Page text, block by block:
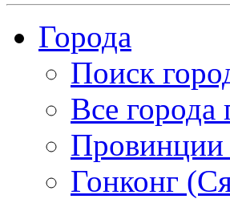
Города
Поиск
Все города
Провинции
Гонконг